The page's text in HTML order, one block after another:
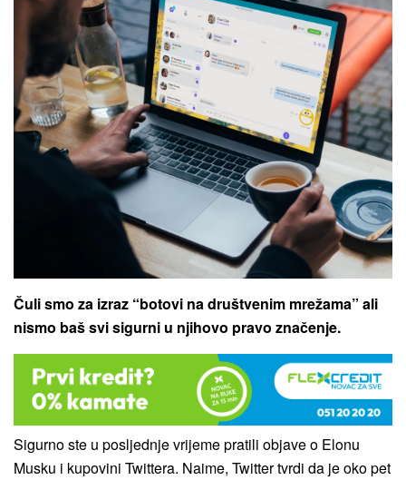
Čuli smo za izraz “botovi na društvenim mrežama” ali
nismo baš svi sigurni u njihovo pravo značenje.
Sigurno ste u posljednje vrijeme pratili objave o Elonu
Musku i kupovini Twittera. Naime, Twitter tvrdi da je oko pet